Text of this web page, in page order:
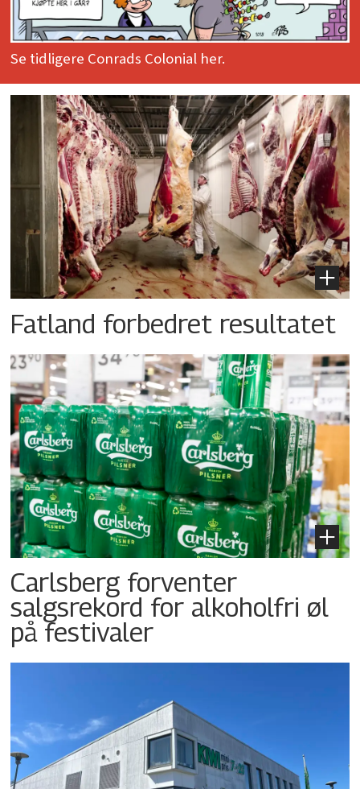
Se tidligere Conrads Colonial her.
Fatland forbedret resultatet
Carlsberg forventer
salgsrekord for alkoholfri øl
på festivaler